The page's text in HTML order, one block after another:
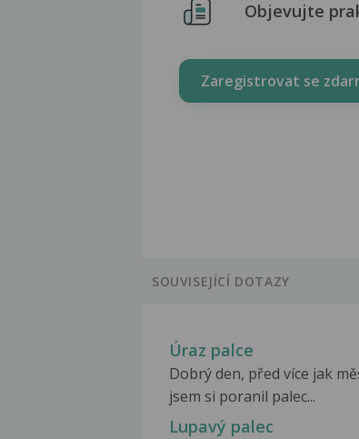
Objevujte
Zaregistrovat se
SOUVISEJÍCÍ DOTAZY
Úraz palce
Dobrý den, před více jak
jsem si poranil palec...
Lupavý palec